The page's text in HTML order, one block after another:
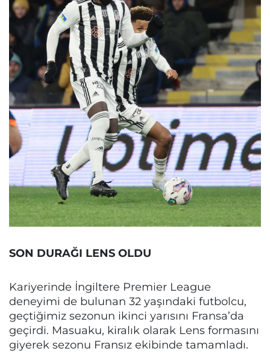
SON DURAĞI LENS OLDU
Kariyerinde İngiltere Premier League
deneyimi de bulunan 32 yaşındaki futbolcu,
geçtiğimiz sezonun ikinci yarısını Fransa’da
geçirdi. Masuaku, kiralık olarak Lens formasını
giyerek sezonu Fransız ekibinde tamamladı.